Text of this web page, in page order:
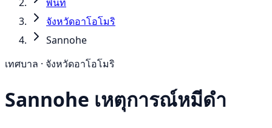
จังหวัดอาโอโมริ
Sannohe
เทศบาล · จังหวัดอาโอโมริ
Sannohe เหตุการณ์หมีดำ